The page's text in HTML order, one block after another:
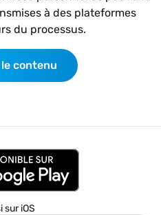
à des plateformes
du processus.
contenu
sur iOS